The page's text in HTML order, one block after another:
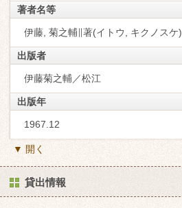
著者名等
伊藤, 菊之輔∥著(イトウ, キクノスケ)
出版者
伊藤菊之輔／松江
出版年
1967.12
▼ 開く
貸出情報